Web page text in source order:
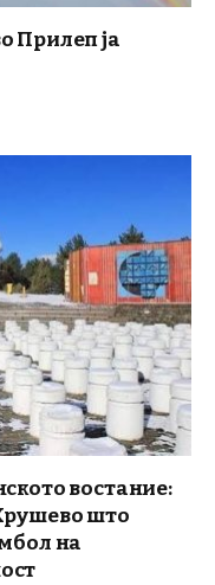
Прилеп ја
востание:
што
на